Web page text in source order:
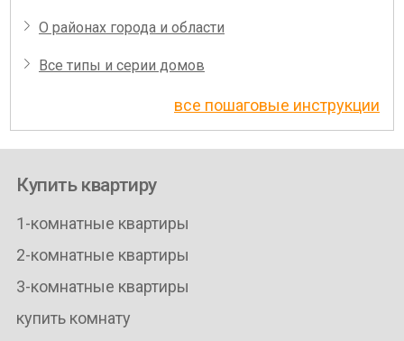
О районах города и области
Все типы и серии домов
все пошаговые инструкции
Купить квартиру
1-комнатные квартиры
2-комнатные квартиры
3-комнатные квартиры
купить комнату